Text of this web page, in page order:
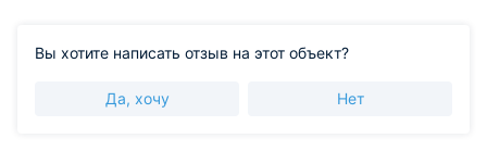
Вы хотите написать отзыв на этот объект?
Да, хочу Нет